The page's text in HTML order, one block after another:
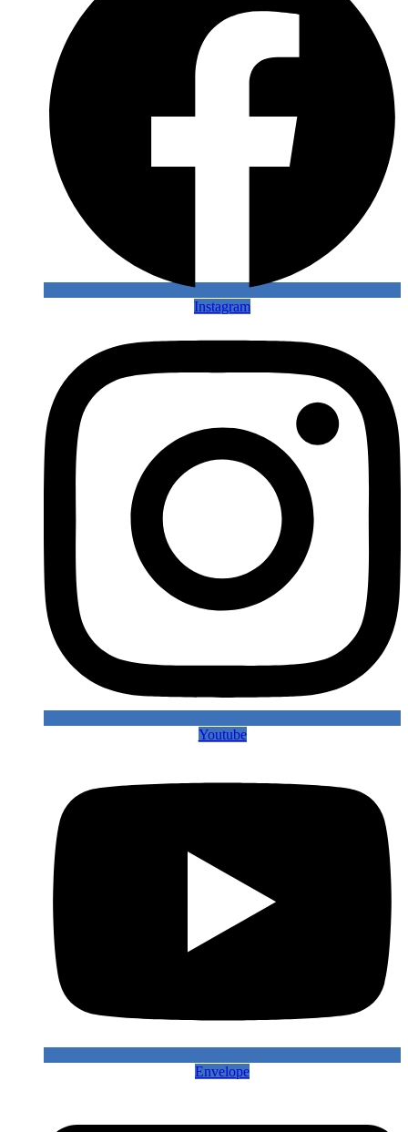
Instagram
Youtube
Envelope